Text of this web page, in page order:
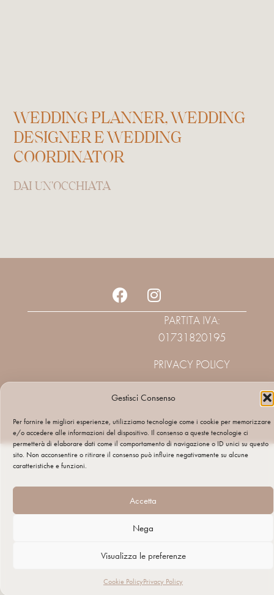
Gestisci Consenso
Per fornire le migliori esperienze, utilizziamo tecnologie come i cookie per memorizzare
e/o accedere alle informazioni del dispositivo. Il consenso a queste tecnologie ci
permetterà di elaborare dati come il comportamento di navigazione o ID unici su questo
sito. Non acconsentire o ritirare il consenso può influire negativamente su alcune
caratteristiche e funzioni.
Accetta
Nega
Visualizza le preferenze
Cookie PolicyPrivacy Policy
WEDDING PLANNER, WEDDING
DESIGNER E WEDDING
COORDINATOR
DAI UN'OCCHIATA
PARTITA IVA:
01731820195
PRIVACY POLICY